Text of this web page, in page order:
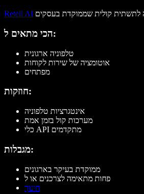
Retell AI
הכי מתאים ל:
טלפוניה ארגונית
אוטומציה של שירות לקוחות
מפתחים
חוזקות:
אינטגרציות טלפוניה
מערכות קול בזמן אמת
כלי API מתקדמים
מגבלות:
ממוקדת בעיקר בארגונים
פחות מתאימה לצרכנים או ל
חינוך